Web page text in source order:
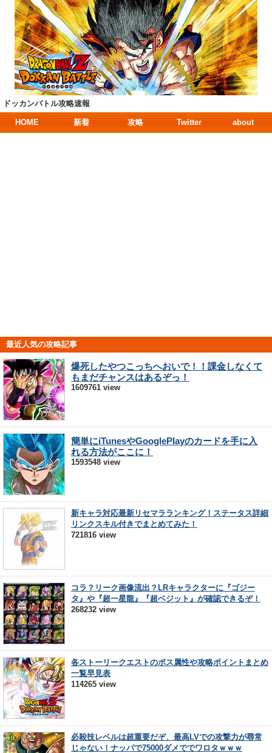
ドッカンバトル攻略速報
HOME 新着 攻略 Twitter about
最近人気の攻略記事
爆死したやつこっちへおいで！！課金しなくて
もまだチャンスはあるぞっ！
1609761 view
簡単にiTunesやGooglePlayのカードを手に入
れる方法がここに！
1593548 view
新キャラ対応最新リセマラランキング！ステータス詳細
リンクスキル付きでまとめてみた！
721816 view
コラ？リーク画像流出？LRキャラクターに『ゴジー
タ』や『超一星龍』『超ベジット』が確認できるぞ！
268232 view
各ストーリークエストのボス属性や攻略ポイントまとめ
一覧早見表
114265 view
必殺技レベルは超重要だぞ、最高LVでの攻撃力が尋常
じゃない！ナッパで75000ダメででワロタｗｗｗ